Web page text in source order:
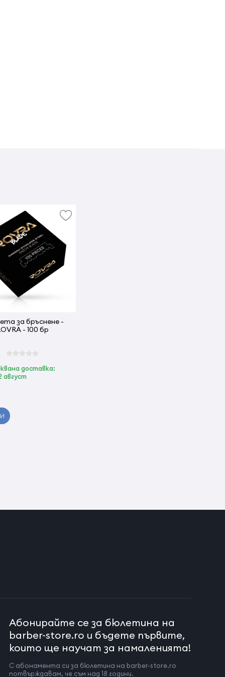
за бръснене -
- 100 бр
доставка:
август
Абонирайте се за бюлетина на
barber-store.ro и бъдете първите,
които ще научат за намаленията!
С абонамента си за бюлетина на barber-store.ro
потвърждавам, че съм над 18 години.